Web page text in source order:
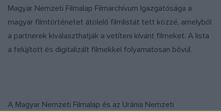
Magyar Nemzeti Filmalap Filmarchívum Igazgatósága a
magyar filmtörténetet átölelő filmlistát tett közzé, amelyből
a partnerek kiválaszthatják a vetíteni kívánt filmeket. A lista
a felújított és digitalizált filmekkel folyamatosan bővül.
A Magyar Nemzeti Filmalap és az Uránia Nemzeti